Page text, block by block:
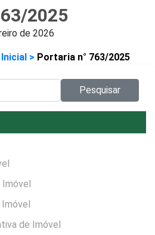
2025
de 2026
> Portaria n° 763/2025
Pesquisar
Imóvel
de Imóvel